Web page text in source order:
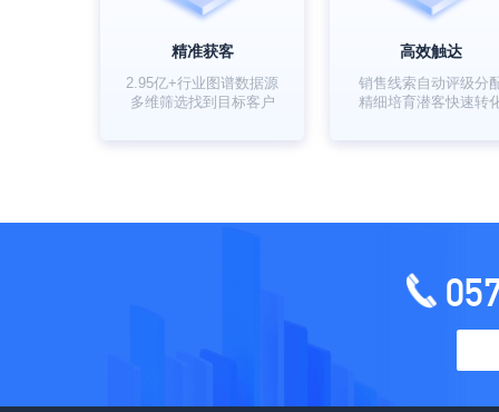
精准获客
2.95亿+行业图谱数据源
多维筛选找到目标客户
高效触达
销售线索自动评级分
精细培育潜客快速转